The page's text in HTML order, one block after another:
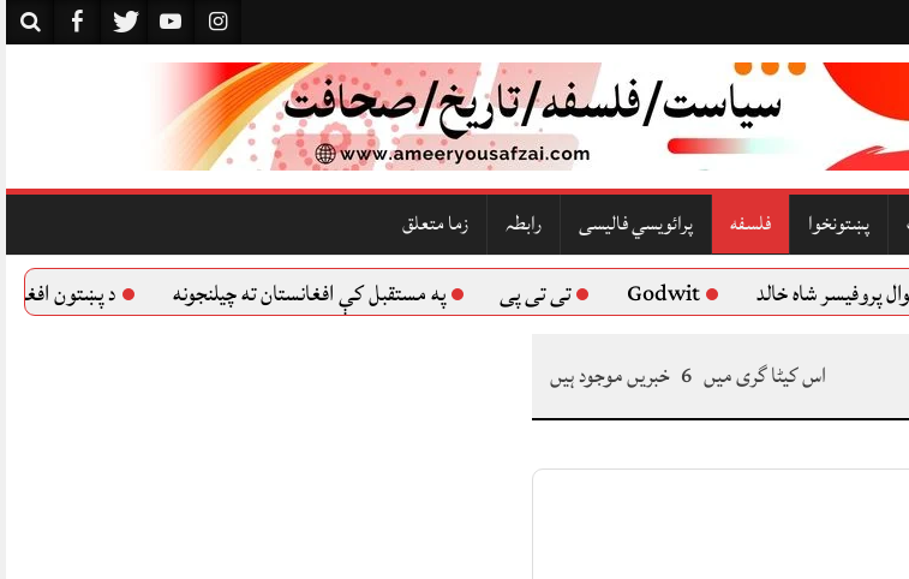
پښتونخوا فلسفه پرائویسي فالیسی رابطہ زما متعلق
شاه خالد Godwit تی تی پی په مستقبل کې افغانستان ته چیلنجونه د پښتون افغان صرف
اس کیٹا گری میں 6 خبریں موجود ہیں